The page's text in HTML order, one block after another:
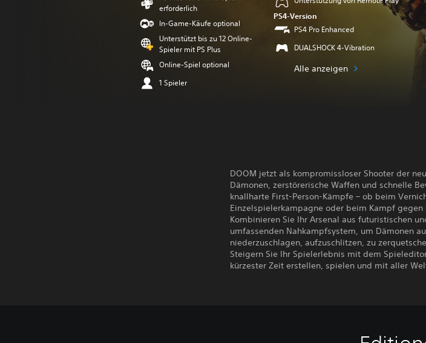
erforderlich
In-Game-Käufe optional
Unterstützt bis zu 12 Online-
Spieler mit PS Plus
Online-Spiel optional
1 Spieler
PS4-Version
PS4 Pro Enhanced
DUALSHOCK 4-Vibration
Alle anzeigen
DOOM jetzt als kompromissloser Shooter der
Dämonen, zerstörerische Waffen und schnelle
knallharte First-Person-Kämpfe – ob beim
Einzelspielerkampagne oder beim Kampf
Kombinieren Sie Ihr Arsenal aus futuristischen
umfassenden Nahkampfsystem, um Dämonen
niederzuschlagen, aufzuschlitzen, zu
Steigern Sie Ihr Spielerlebnis mit dem
kürzester Zeit erstellen, spielen und mit aller